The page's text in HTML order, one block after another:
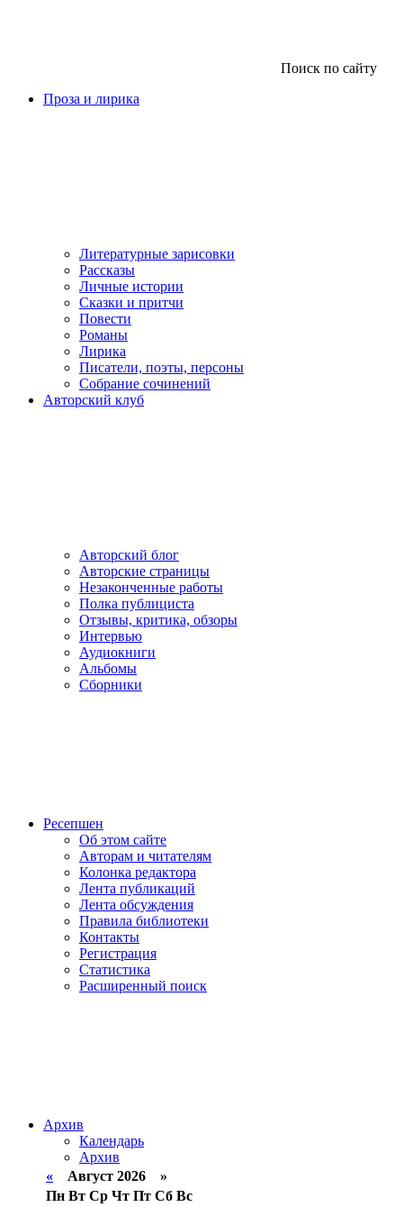
Поиск по сайту
Проза и лирика
Литературные зарисовки
Рассказы
Личные истории
Сказки и притчи
Повести
Романы
Лирика
Писатели, поэты, персоны
Собрание сочинений
Авторский клуб
Авторский блог
Авторские страницы
Незаконченные работы
Полка публициста
Отзывы, критика, обзоры
Интервью
Аудиокниги
Альбомы
Сборники
Ресепшен
Об этом сайте
Авторам и читателям
Колонка редактора
Лента публикаций
Лента обсуждения
Правила библиотеки
Контакты
Регистрация
Статистика
Расширенный поиск
Архив
Календарь
Архив
« Август 2026 »
Пн Вт Ср Чт Пт Сб Вс